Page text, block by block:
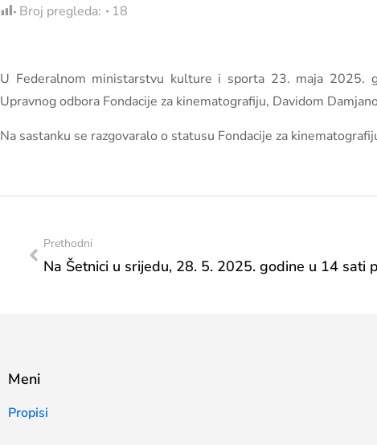
Broj pregleda: 18
U Federalnom ministarstvu kulture i sporta 23. maja 2025.
Upravnog odbora Fondacije za kinematografiju, Davidom
Na sastanku se razgovaralo o statusu Fondacije za
Prethodni
Meni
Propisi